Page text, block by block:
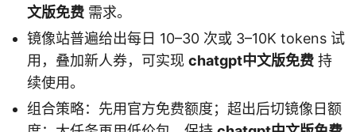
文版免费 需求。
镜像站普遍给出每日 10–30 次或 3–10K tokens 试
用，叠加新人券，可实现 chatgpt中文版免费 持
续使用。
组合策略：先用官方免费额度；超出后切镜像日额